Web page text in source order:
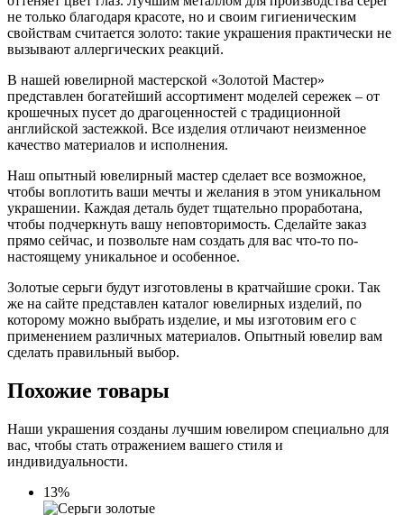
не только благодаря красоте, но и своим гигиеническим
свойствам считается золото: такие украшения практически не
вызывают аллергических реакций.
В нашей ювелирной мастерской «Золотой Мастер»
представлен богатейший ассортимент моделей сережек – от
крошечных пусет до драгоценностей с традиционной
английской застежкой. Все изделия отличают неизменное
качество материалов и исполнения.
Наш опытный ювелирный мастер сделает все возможное,
чтобы воплотить ваши мечты и желания в этом уникальном
украшении. Каждая деталь будет тщательно проработана,
чтобы подчеркнуть вашу неповторимость. Сделайте заказ
прямо сейчас, и позвольте нам создать для вас что-то по-
настоящему уникальное и особенное.
Золотые серьги будут изготовлены в кратчайшие сроки. Так
же на сайте представлен каталог ювелирных изделий, по
которому можно выбрать изделие, и мы изготовим его с
применением различных материалов. Опытный ювелир вам
сделать правильный выбор.
Похожие товары
Наши украшения созданы лучшим ювелиром специально для
вас, чтобы стать отражением вашего стиля и
индивидуальности.
13%